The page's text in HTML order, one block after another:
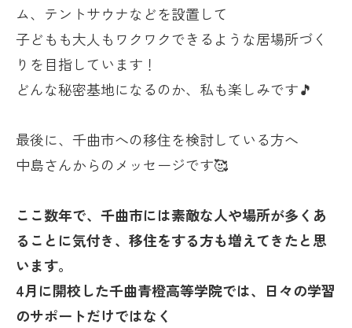
ム、テントサウナなどを設置して
子どもも大人もワクワクできるような居場所づく
りを目指しています！
どんな秘密基地になるのか、私も楽しみです🎵
最後に、千曲市への移住を検討している方へ
中島さんからのメッセージです🥰
ここ数年で、千曲市には素敵な人や場所が多くあ
ることに気付き、移住をする方も増えてきたと思
います。
4月に開校した千曲青橙高等学院では、日々の学習
のサポートだけではなく